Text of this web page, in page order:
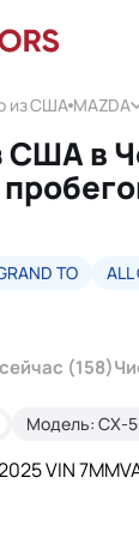
из США MAZDA
США в
TO ALL
(158)
Модель: CX-